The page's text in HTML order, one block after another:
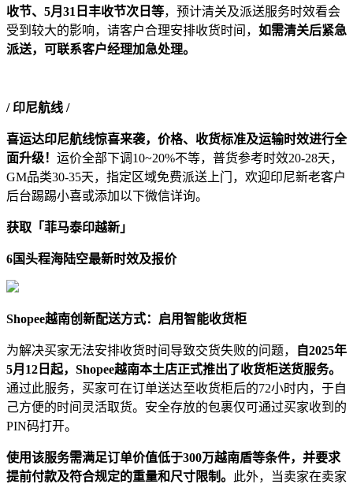
收节、5月31日丰收节次日等，预计清关及派送服务时效看会
受到较大的影响，请客户合理安排收货时间， 如需清关后紧急
派送，可联系客户经理加急处理。
/ 印尼航线 /
喜运达印尼航线惊喜来袭，价格、收货标准及运输时效进行全
面升级！ 运价全部下调10~20%不等，普货参考时效20-28天，
GM品类30-35天，指定区域免费派送上门，欢迎印尼新老客户
后台踢踢小喜或添加以下微信详询。
获取 「菲马泰印越新 」
6国头程海陆空最新时效及报价
Shopee越南创新配送方式：启用智能收货柜
为解决买家无法安排收货时间导致交货失败的问题，
自2025年
5月12日起，Shopee越南本土店正式推出了收货柜送货服务。
通过此服务，买家可在订单送达至收货柜后的72小时内，于自
己方便的时间灵活取货。安全存放的包裹仅可通过买家收到的
PIN码打开。
使用该服务需满足订单价值低于300万越南盾等条件，并要求
提前付款及符合规定的重量和尺寸限制。
此外，当卖家在卖家